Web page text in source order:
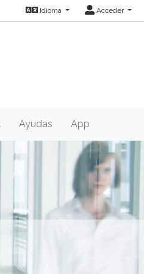
Idioma Acceder
Ayudas App